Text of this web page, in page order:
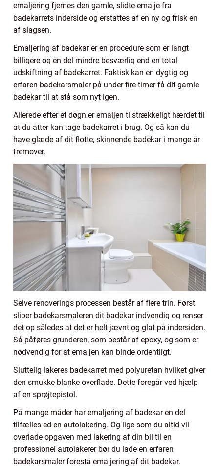
emaljering fjernes den gamle, slidte emalje fra
badekarrets inderside og erstattes af en ny og frisk en
af slagsen.
Emaljering af badekar er en procedure som er langt
billigere og en del mindre besværlig end en total
udskiftning af badekarret. Faktisk kan en dygtig og
erfaren badekarsmaler på under fire timer få dit gamle
badekar til at stå som nyt igen.
Allerede efter et døgn er emaljen tilstrækkeligt hærdet til
at du atter kan tage badekarret i brug. Og så kan du
have glæde af dit flotte, skinnende badekar i mange år
fremover.
Selve renoverings processen består af flere trin. Først
sliber badekarsmaleren dit badekar indvendig og renser
det op således at det er helt jævnt og glat på indersiden.
Så påføres grunderen, som består af epoxy, og som er
nødvendig for at emaljen kan binde ordentligt.
Sluttelig lakeres badekarret med polyuretan hvilket giver
den smukke blanke overflade. Dette foregår ved hjælp
af en sprøjtepistol.
På mange måder har emaljering af badekar en del
tilfælles ed en autolakering. Og lige som du altid vil
overlade opgaven med lakering af din bil til en
professionel autolakerer bør du lade en erfaren
badekarsmaler forestå emaljering af dit badekar.